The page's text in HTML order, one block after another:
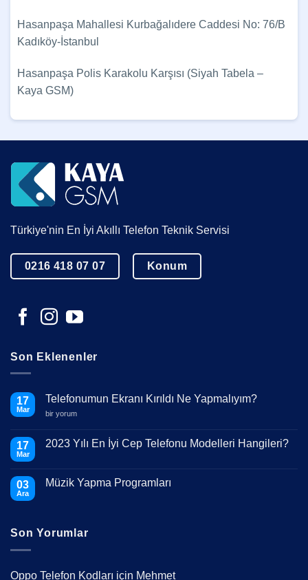
Hasanpaşa Mahallesi Kurbağalıdere Caddesi No: 76/B
Kadıköy-İstanbul
Hasanpaşa Polis Karakolu Karşısı (Siyah Tabela –
Kaya GSM)
Türkiye'nin En İyi Akıllı Telefon Teknik Servisi
0216 418 07 07 Konum
Son Eklenenler
17
Mar
Telefonumun Ekranı Kırıldı Ne Yapmalıyım?
Telefonumun
Ne
Yapmalıyım?
bir yorum
17
Mar
2023 Yılı En İyi Cep Telefonu Modelleri Hangileri?
Yılı
Hangileri?
03
Ara
Müzik Yapma Programları
Programları
Son Yorumlar
Oppo Telefon Kodları için Mehmet